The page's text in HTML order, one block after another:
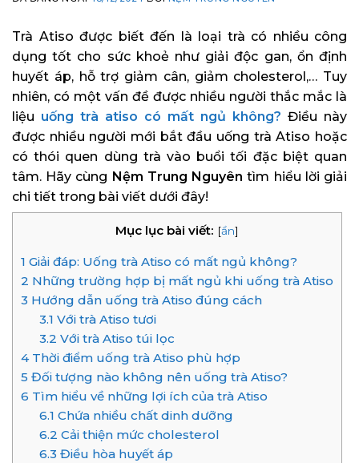
Trà Atiso được biết đến là loại trà có nhiều công
dụng tốt cho sức khoẻ như giải độc gan, ổn định
huyết áp, hỗ trợ giảm cân, giảm cholesterol,… Tuy
nhiên, có một vấn đề được nhiều người thắc mắc là
liệu uống trà atiso có mất ngủ không? Điều này
được nhiều người mới bắt đầu uống trà Atiso hoặc
có thói quen dùng trà vào buổi tối đặc biệt quan
tâm. Hãy cùng Nệm Trung Nguyên tìm hiểu lời giải
chi tiết trong bài viết dưới đây!
Mục lục bài viết: [ẩn]
1 Giải đáp: Uống trà Atiso có mất ngủ không?
2 Những trường hợp bị mất ngủ khi uống trà Atiso
3 Hướng dẫn uống trà Atiso đúng cách
3.1 Với trà Atiso tươi
3.2 Với trà Atiso túi lọc
4Thời điểm uống trà Atiso phù hợp
5 Đối tượng nào không nên uống trà Atiso?
6 Tìm hiểu về những lợi ích của trà Atiso
6.1 Chứa nhiều chất dinh dưỡng
6.2 Cải thiện mức cholesterol
6.3 Điều hòa huyết áp